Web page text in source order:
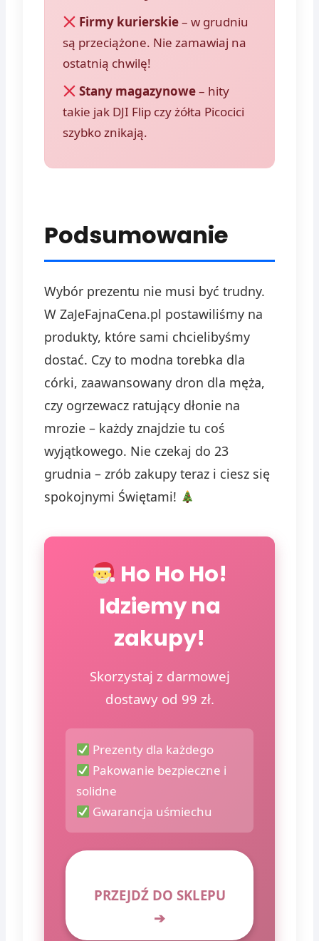
Firmy kurierskie– w grudniu
są przeciążone. Nie zamawiaj na
ostatnią chwilę!
Stany magazynowe– hity
takie jak DJI Flip czy żółta Picocici
szybko znikają.
Podsumowanie
Wybór prezentu nie musi być trudny.
W ZaJeFajnaCena.pl postawiliśmy na
produkty, które sami chcielibyśmy
dostać. Czy to modna torebka dla
córki, zaawansowany dron dla męża,
czy ogrzewacz ratujący dłonie na
mrozie – każdy znajdzie tu coś
wyjątkowego. Nie czekaj do 23
grudnia – zrób zakupy teraz i ciesz się
spokojnymi Świętami!
Ho Ho Ho!
Idziemy na
zakupy!
Skorzystaj z darmowej
dostawy od 99 zł.
Prezenty dla każdego
Pakowanie bezpieczne i
solidne
Gwarancja uśmiechu
PRZEJDŹ DO SKLEPU
➔